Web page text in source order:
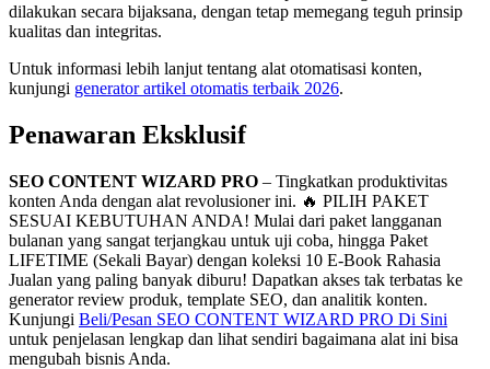
dilakukan secara bijaksana, dengan tetap memegang teguh prinsip
kualitas dan integritas.
Untuk informasi lebih lanjut tentang alat otomatisasi konten,
kunjungi generator artikel otomatis terbaik 2026.
Penawaran Eksklusif
SEO CONTENT WIZARD PRO – Tingkatkan produktivitas
konten Anda dengan alat revolusioner ini. 🔥 PILIH PAKET
SESUAI KEBUTUHAN ANDA! Mulai dari paket langganan
bulanan yang sangat terjangkau untuk uji coba, hingga Paket
LIFETIME (Sekali Bayar) dengan koleksi 10 E-Book Rahasia
Jualan yang paling banyak diburu! Dapatkan akses tak terbatas ke
generator review produk, template SEO, dan analitik konten.
Kunjungi Beli/Pesan SEO CONTENT WIZARD PRO Di Sini
untuk penjelasan lengkap dan lihat sendiri bagaimana alat ini bisa
mengubah bisnis Anda.